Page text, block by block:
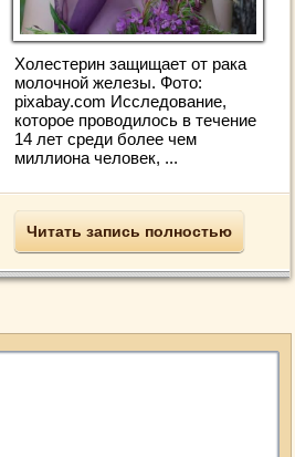
Холестерин защищает от рака
молочной железы. Фото:
pixabay.com Исследование,
которое проводилось в течение
14 лет среди более чем
миллиона человек, ...
Читать запись полностью